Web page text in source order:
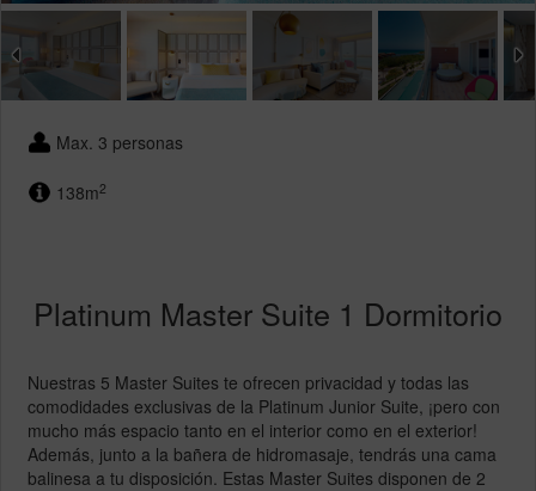
Max. 3 personas
138m2
Platinum Master Suite 1 Dormitorio
Nuestras 5 Master Suites te ofrecen privacidad y todas las
comodidades exclusivas de la Platinum Junior Suite, ¡pero con
mucho más espacio tanto en el interior como en el exterior!
Además, junto a la bañera de hidromasaje, tendrás una cama
balinesa a tu disposición. Estas Master Suites disponen de 2